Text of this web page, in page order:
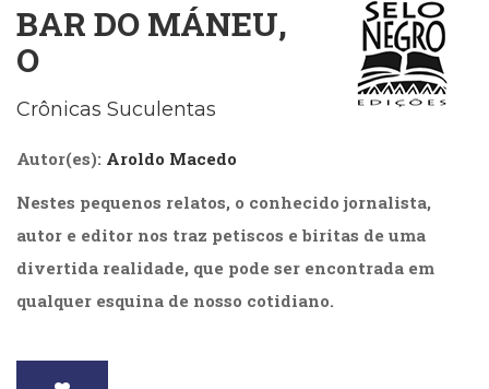
Interior
(222)
Culinária,
(14)
Negócios
(31)
(278)
Educação
BAR DO MÁNEU,
O
Crônicas Suculentas
Autor(es): Aroldo Macedo
Nestes pequenos relatos, o conhecido jornalista,
autor e editor nos traz petiscos e biritas de uma
divertida realidade, que pode ser encontrada em
qualquer esquina de nosso cotidiano.